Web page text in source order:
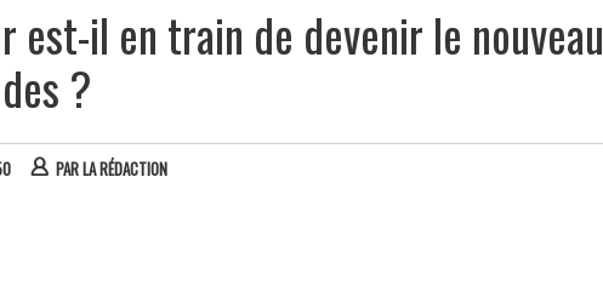
est-il en train de devenir le nouveau
?
PARLA RÉDACTION